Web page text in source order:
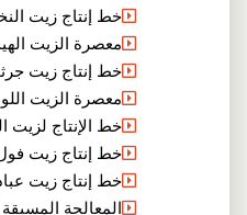
خط إنتاج زيت
معصرة الزيت
خط إنتاج زيت
معصرة الزيت
خط الإنتاج لزيت
خط إنتاج زيت
خط إنتاج زيت
المعالجة